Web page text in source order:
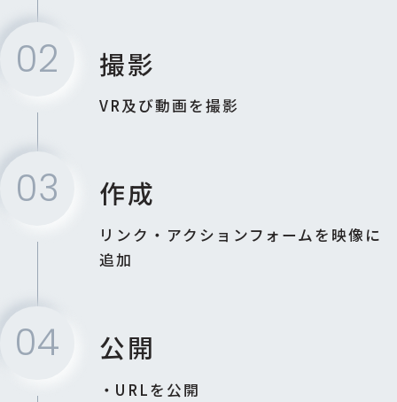
02 撮影
VR及び動画を撮影
03 作成
リンク・アクションフォームを映像に
追加
04 公開
URLを公開